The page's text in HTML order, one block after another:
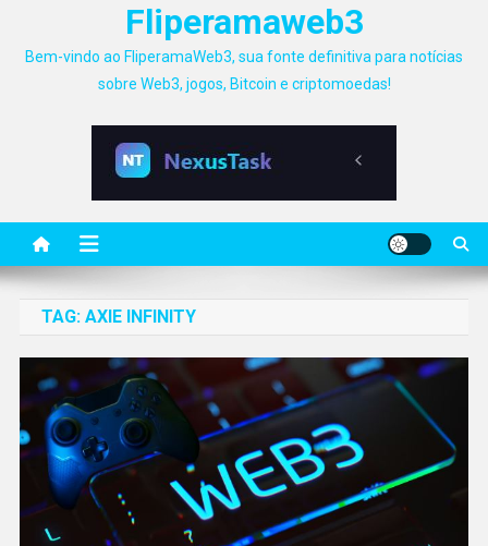
Fliperamaweb3
Bem-vindo ao FliperamaWeb3, sua fonte definitiva para notícias
sobre Web3, jogos, Bitcoin e criptomoedas!
TAG: AXIE INFINITY